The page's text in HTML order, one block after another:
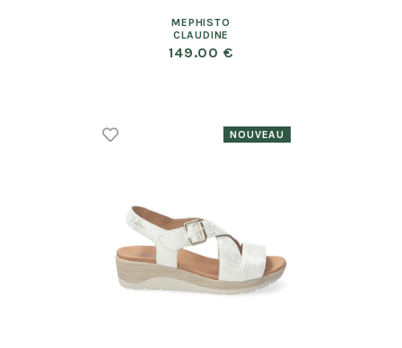
MEPHISTO
CLAUDINE
149.00 €